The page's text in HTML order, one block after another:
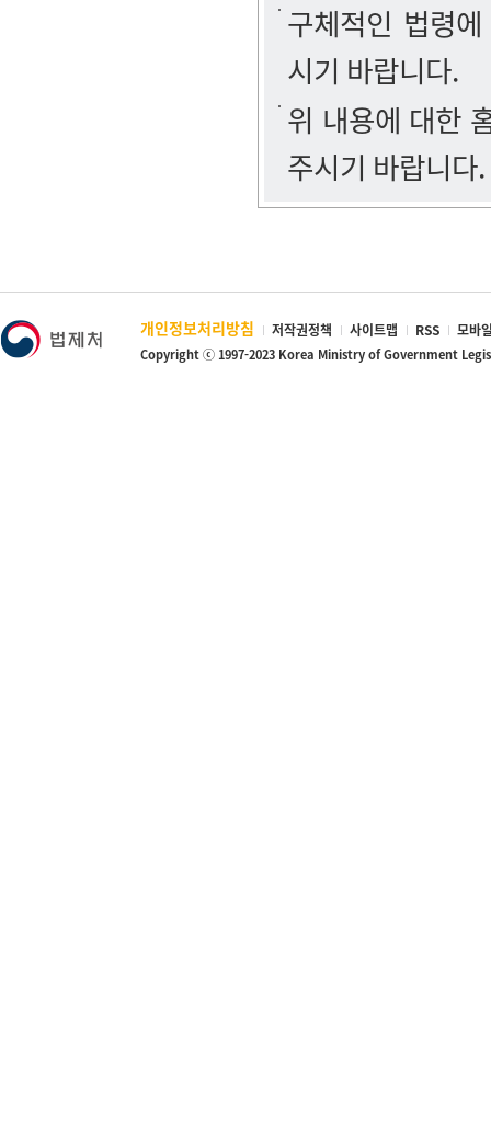
구체적인 법령
시기 바랍니다.
위 내용에 대한
주시기 바랍니다.
개인정보처리방침 저작권정책 사이트맵 RSS 모바
Copyright ⓒ 1997-2023 Korea Ministry of Government